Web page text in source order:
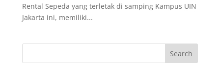
Rental Sepeda yang terletak di samping Kampus UIN
Jakarta ini, memiliki...